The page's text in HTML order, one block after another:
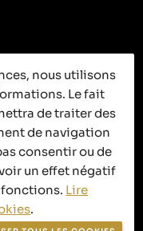
nous utilisons
Le fait
de traiter des
de navigation
consentir ou de
un effet négatif
Lire
.